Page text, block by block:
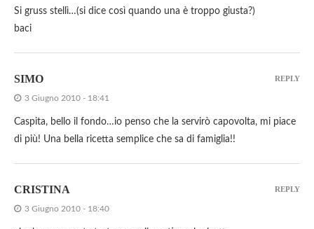
Si gruss stellì…(si dice così quando una è troppo giusta?)
baci
SIMO
3 Giugno 2010 - 18:41
Caspita, bello il fondo…io penso che la servirò capovolta, mi piace
di più! Una bella ricetta semplice che sa di famiglia!!
REPLY
CRISTINA
3 Giugno 2010 - 18:40
REPLY